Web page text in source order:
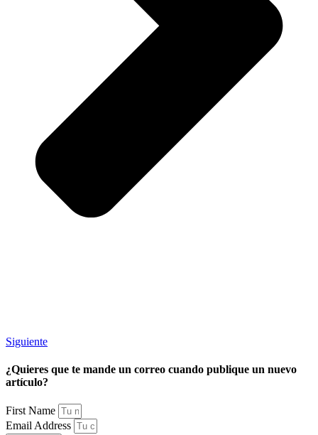
Siguiente
¿Quieres que te mande un correo cuando publique un nuevo
artículo?
First Name
Email Address